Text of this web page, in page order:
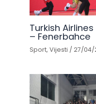
Turkish
– Fenerbahce
Sport,Vijesti /27/04/